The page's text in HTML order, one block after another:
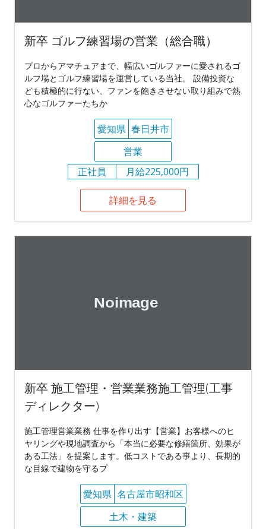
新卒 ゴルフ練習場の営業（総合職）
プロからアマチュアまで、幅広いゴルファーに愛されるゴ
ルフ場とゴルフ練習場を運営している当社。 設備投資な
ども積極的に行ない、ファンを飽きさせない取り組みで熱
心なゴルファーたちか
愛知県 春日井市
営業
正社員
月給225,000円
詳細を見る
新卒 施工管理・営業業務施工管理(工事
ディレクター)
施工管理営業業務 仕事を作り出す【営業】お客様へのヒ
ヤリングや現地調査から「本当に必要な修繕箇所、効果が
ある工法」を提案します。低コストである事より、長期的
な目線で建物を守るプ
愛知県 名古屋市昭和区
土木・建築